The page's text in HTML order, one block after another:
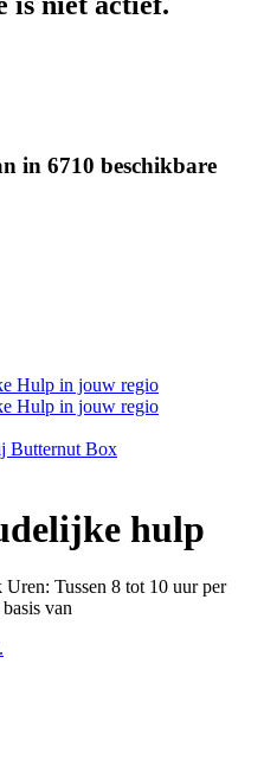
in 6710 beschikbare
Hulp in jouw regio
Hulp in jouw regio
Butternut Box
hulp
Tussen 8 tot 10 uur per
van